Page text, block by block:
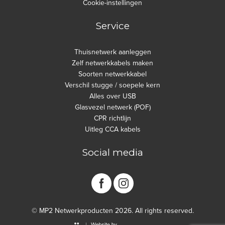
Cookie-instellingen
Service
Thuisnetwerk aanleggen
Zelf netwerkkabels maken
Soorten netwerkkabel
Verschil stugge / soepele kern
Alles over USB
Glasvezel netwerk (POF)
CPR richtlijn
Uitleg CCA kabels
Social media
© MP2 Netwerkproducten 2026. All rights reserved.